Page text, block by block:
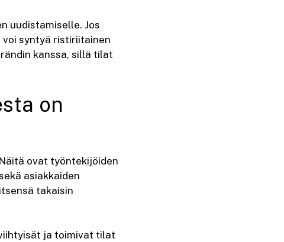
uudistamiselle. Jos
syntyä ristiriitainen
kanssa, sillä tilat
on
ovat työntekijöiden
asiakkaiden
takaisin
ja toimivat tilat